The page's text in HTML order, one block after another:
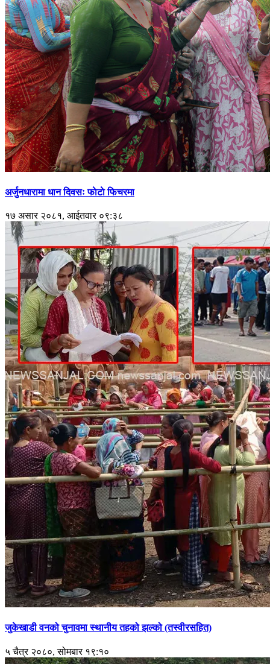
अर्जुनधारामा धान दिवसः फाेटाे फिचरमा
१७ असार २०८१, आईतवार ०९:३८
जुकेखाडी वनको चुनावमा स्थानीय तहको झल्को (तस्वीरसहित)
५ चैत्र २०८०, सोमबार १९:१०